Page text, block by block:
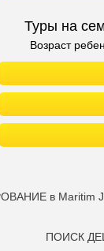
Туры на
Возраст
в Maritim
ПОИСК